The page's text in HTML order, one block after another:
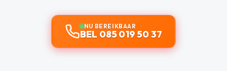
NU BEREIKBAAR
BEL 085 019 50 37